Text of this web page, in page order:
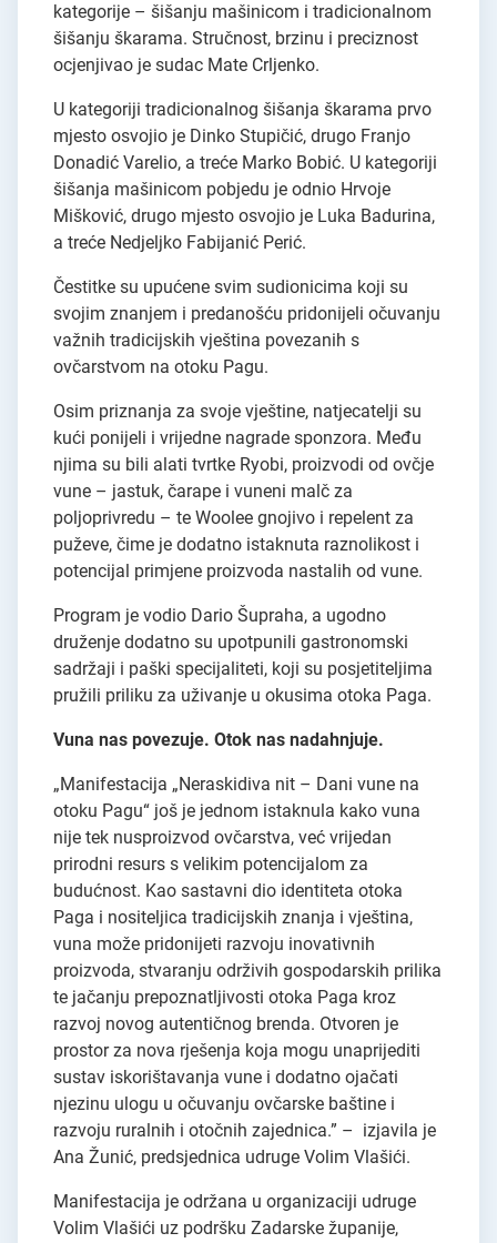
kategorije – šišanju mašinicom i tradicionalnom
šišanju škarama. Stručnost, brzinu i preciznost
ocjenjivao je sudac Mate Crljenko.
U kategoriji tradicionalnog šišanja škarama prvo
mjesto osvojio je Dinko Stupičić, drugo Franjo
Donadić Varelio, a treće Marko Bobić. U kategoriji
šišanja mašinicom pobjedu je odnio Hrvoje
Mišković, drugo mjesto osvojio je Luka Badurina,
a treće Nedjeljko Fabijanić Perić.
Čestitke su upućene svim sudionicima koji su
svojim znanjem i predanošću pridonijeli očuvanju
važnih tradicijskih vještina povezanih s
ovčarstvom na otoku Pagu.
Osim priznanja za svoje vještine, natjecatelji su
kući ponijeli i vrijedne nagrade sponzora. Među
njima su bili alati tvrtke Ryobi, proizvodi od ovčje
vune – jastuk, čarape i vuneni malč za
poljoprivredu – te Woolee gnojivo i repelent za
puževe, čime je dodatno istaknuta raznolikost i
potencijal primjene proizvoda nastalih od vune.
Program je vodio Dario Šupraha, a ugodno
druženje dodatno su upotpunili gastronomski
sadržaji i paški specijaliteti, koji su posjetiteljima
pružili priliku za uživanje u okusima otoka Paga.
Vuna nas povezuje. Otok nas nadahnjuje.
„Manifestacija „Neraskidiva nit – Dani vune na
otoku Pagu“ još je jednom istaknula kako vuna
nije tek nusproizvod ovčarstva, već vrijedan
prirodni resurs s velikim potencijalom za
budućnost. Kao sastavni dio identiteta otoka
Paga i nositeljica tradicijskih znanja i vještina,
vuna može pridonijeti razvoju inovativnih
proizvoda, stvaranju održivih gospodarskih prilika
te jačanju prepoznatljivosti otoka Paga kroz
razvoj novog autentičnog brenda. Otvoren je
prostor za nova rješenja koja mogu unaprijediti
sustav iskorištavanja vune i dodatno ojačati
njezinu ulogu u očuvanju ovčarske baštine i
razvoju ruralnih i otočnih zajednica.” – izjavila je
Ana Žunić, predsjednica udruge Volim Vlašići.
Manifestacija je održana u organizaciji udruge
Volim Vlašići uz podršku Zadarske županije,